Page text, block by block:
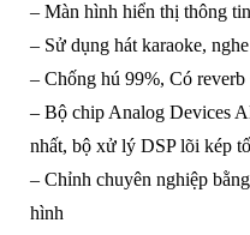
– Màn hình hiển thị thông tin
– Sử dụng hát karaoke,
– Chống hú 99%, Có reverb
– Bộ chip Analog Devices
nhất, bộ xử lý DSP lõi kép
– Chỉnh chuyên nghiệp
hình